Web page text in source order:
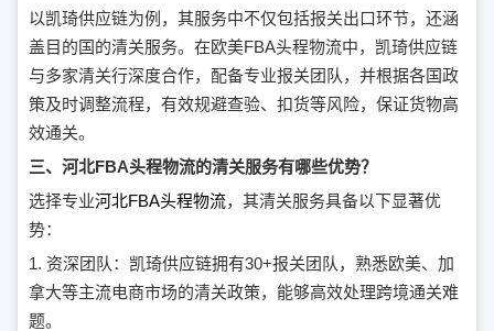
以凯琦供应链为例，其服务中不仅包括报关出口环节，还涵
盖目的国的清关服务。在欧美FBA头程物流中，凯琦供应链
与多家清关行深度合作，配备专业报关团队，并根据各国政
策及时调整流程，有效规避查验、扣货等风险，保证货物高
效通关。
三、河北FBA头程物流的清关服务有哪些优势？
选择专业河北FBA头程物流，其清关服务具备以下显著优
势：
1. 资深团队：凯琦供应链拥有30+报关团队，熟悉欧美、加
拿大等主流电商市场的清关政策，能够高效处理跨境通关难
题。